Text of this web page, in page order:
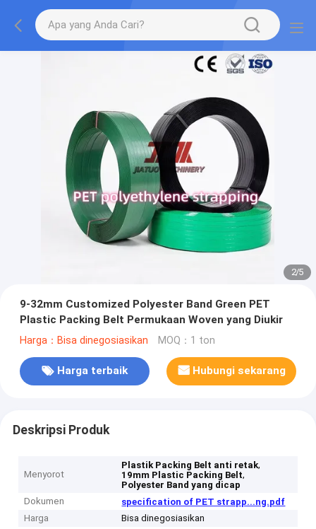
2/5
9-32mm Customized Polyester Band Green PET
Plastic Packing Belt Permukaan Woven yang Diukir
Harga：Bisa dinegosiasikan MOQ：1 ton
Harga terbaik Hubungi sekarang
Deskripsi Produk
Menyorot
Plastik Packing Belt anti retak,
19mm Plastic Packing Belt,
Polyester Band yang dicap
Dokumen
specification of PET strapp...ng.pdf
Harga
Bisa dinegosiasikan